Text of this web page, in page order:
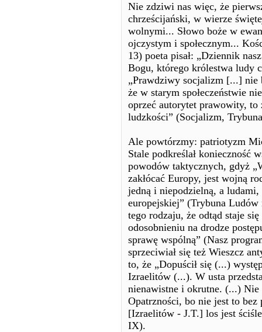
Nie zdziwi nas więc, że
chrześcijański, w wierze
wolnymi... Słowo boże w
ojczystym i społecznym...
13) poeta pisał: „Dziennik
Bogu, którego królestwa ludy
„Prawdziwy socjalizm [...] nie
że w starym społeczeństwie
oprzeć autorytet prawowity, to
ludzkości” (Socjalizm,
Ale powtórzmy: patriotyzm
Stale podkreślał konieczność
powodów taktycznych, gdyż
zakłócać Europy, jest wojną
jedną i niepodzielną, a
europejskiej” (Trybuna
tego rodzaju, że odtąd staje
odosobnieniu na drodze
sprawę wspólną” (Nasz
sprzeciwiał się też Wieszcz
to, że „Dopuścił się (...)
Izraelitów (...). W usta
nienawistne i okrutne. (...)
Opatrzności, bo nie jest to
[Izraelitów - J.T.] los jest
IX).